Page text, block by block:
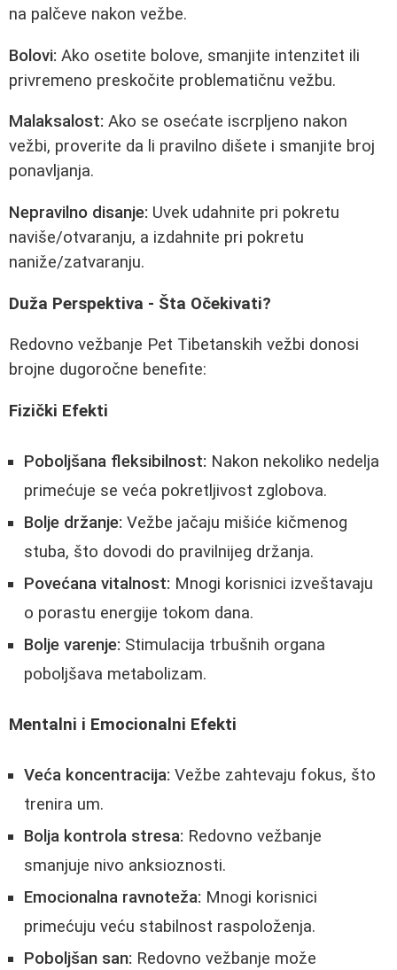
na palčeve nakon vežbe.
Bolovi: Ako osetite bolove, smanjite intenzitet ili
privremeno preskočite problematičnu vežbu.
Malaksalost: Ako se osećate iscrpljeno nakon
vežbi, proverite da li pravilno dišete i smanjite broj
ponavljanja.
Nepravilno disanje: Uvek udahnite pri pokretu
naviše/otvaranju, a izdahnite pri pokretu
naniže/zatvaranju.
Duža Perspektiva - Šta Očekivati?
Redovno vežbanje Pet Tibetanskih vežbi donosi
brojne dugoročne benefite:
Fizički Efekti
Poboljšana fleksibilnost: Nakon nekoliko nedelja
primećuje se veća pokretljivost zglobova.
Bolje držanje: Vežbe jačaju mišiće kičmenog
stuba, što dovodi do pravilnijeg držanja.
Povećana vitalnost: Mnogi korisnici izveštavaju
o porastu energije tokom dana.
Bolje varenje: Stimulacija trbušnih organa
poboljšava metabolizam.
Mentalni i Emocionalni Efekti
Veća koncentracija: Vežbe zahtevaju fokus, što
trenira um.
Bolja kontrola stresa: Redovno vežbanje
smanjuje nivo anksioznosti.
Emocionalna ravnoteža: Mnogi korisnici
primećuju veću stabilnost raspoloženja.
Poboljšan san: Redovno vežbanje može